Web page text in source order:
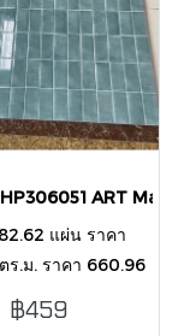
ART
แผ่น ราคา
ร.ม. ราคา 660.96
ขุ 8 แผ่น/กล่อง/1.44
ตร กระเบื้องตกแต่ง
฿459